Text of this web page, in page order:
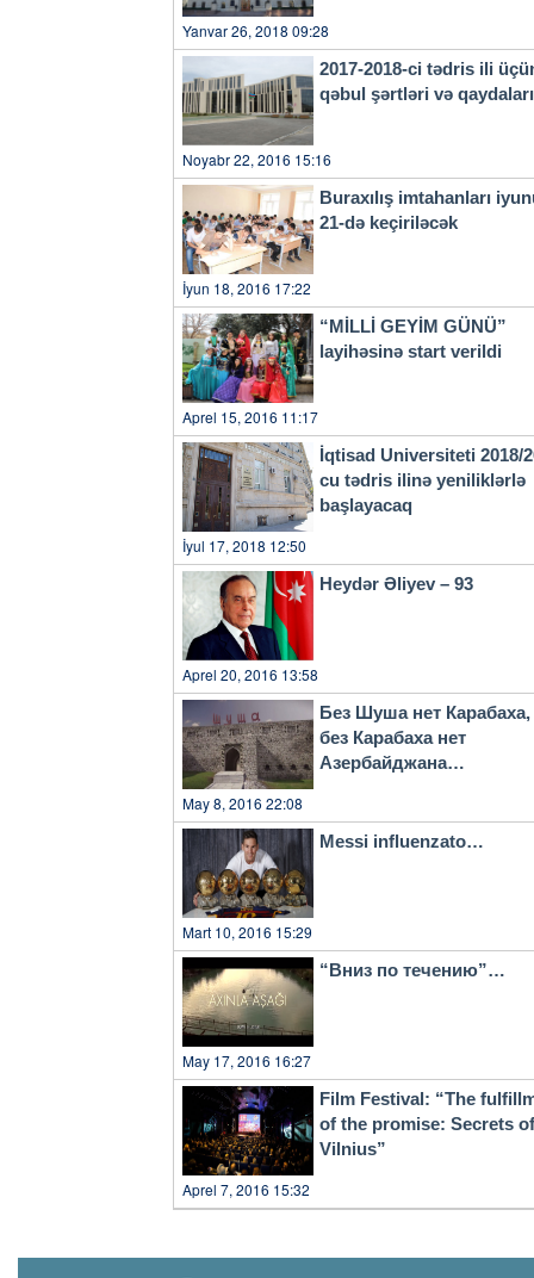
Yanvar 26, 2018 09:28
2017-2018-ci tədris ili
qəbul şərtləri və
Noyabr 22, 2016 15:16
Buraxılış imtahanları
21-də keçiriləcək
İyun 18, 2016 17:22
“MİLLİ GEYİM GÜNÜ”
layihəsinə start verildi
Aprel 15, 2016 11:17
İqtisad Universiteti 2018/
cu tədris ilinə yeniliklərlə
başlayacaq
İyul 17, 2018 12:50
Heydər Əliyev – 93
Aprel 20, 2016 13:58
Без Шуша нет Карабаха,
без Карабаха нет
Азербайджана…
May 8, 2016 22:08
Messi influenzato…
Mart 10, 2016 15:29
“Вниз по течению”…
May 17, 2016 16:27
Film Festival: “The
of the promise: Secrets of
Vilnius”
Aprel 7, 2016 15:32